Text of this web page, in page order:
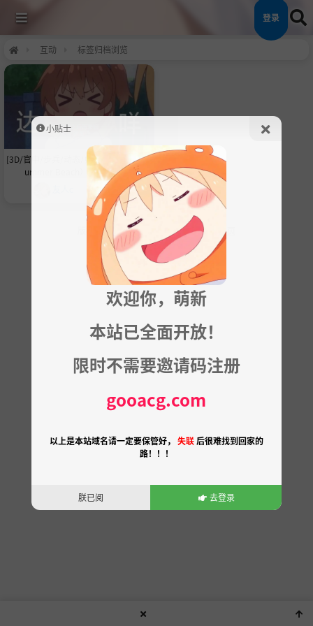
登录
互动 标签归档浏览
[3D/官中/步兵/动态/更新] 夏日海滩（S
ummer Beach）v1.1.0 [15G]
2个月前
版权所有 ©狗子次元社区 2025 ⁄ 社区 首页
小贴士
欢迎你，萌新
本站已全面开放！
限时不需要邀请码注册
gooacg.com
以上是本站域名请一定要保管好， 失联 后很难找到回家的
路！！！
朕已阅 去登录